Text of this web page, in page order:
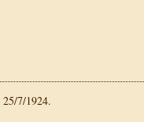
25/7/1924.